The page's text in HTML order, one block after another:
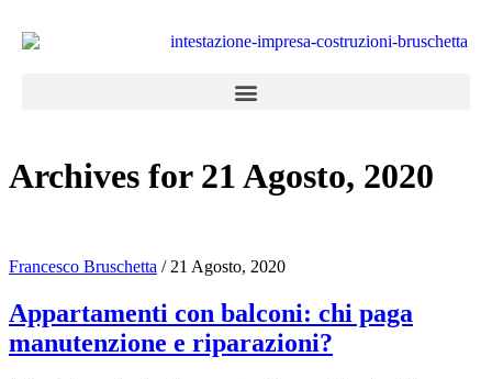
Archives for 21 Agosto, 2020
Francesco Bruschetta / 21 Agosto, 2020
Appartamenti con balconi: chi paga
manutenzione e riparazioni?